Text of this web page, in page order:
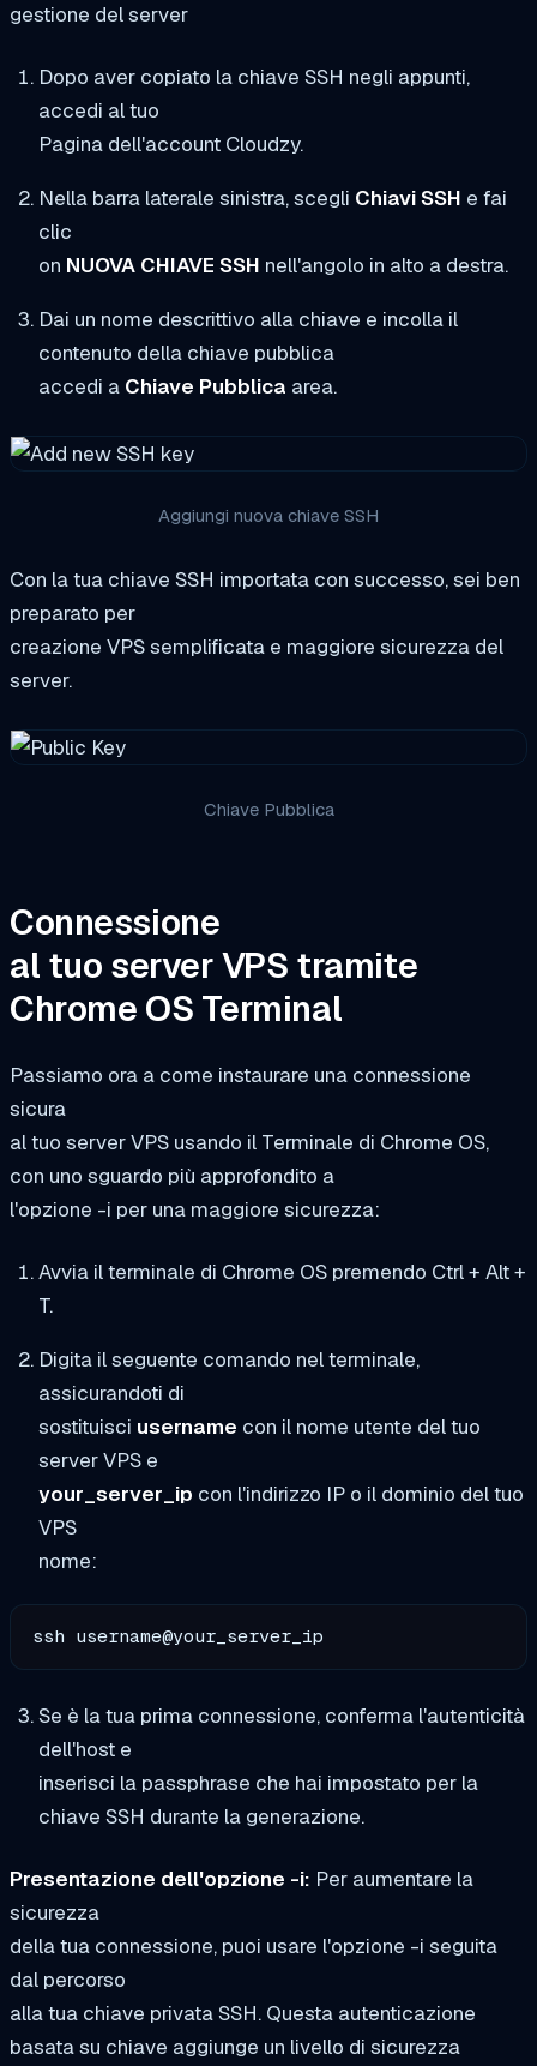
gestione del server
Dopo aver copiato la chiave SSH negli appunti,
accedi al tuo
Pagina dell'account Cloudzy.
Nella barra laterale sinistra, scegli Chiavi SSH e fai
clic
on NUOVA CHIAVE SSH nell'angolo in alto a destra.
Dai un nome descrittivo alla chiave e incolla il
contenuto della chiave pubblica
accedi a Chiave Pubblica area.
Aggiungi nuova chiave SSH
Con la tua chiave SSH importata con successo, sei ben
preparato per
creazione VPS semplificata e maggiore sicurezza del
server.
Chiave Pubblica
Connessione
al tuo server VPS tramite
Chrome OS Terminal
Passiamo ora a come instaurare una connessione
sicura
al tuo server VPS usando il Terminale di Chrome OS,
con uno sguardo più approfondito a
l'opzione -i per una maggiore sicurezza:
Avvia il terminale di Chrome OS premendo Ctrl + Alt +
T.
Digita il seguente comando nel terminale,
assicurandoti di
sostituisci username con il nome utente del tuo
server VPS e
your_server_ip con l'indirizzo IP o il dominio del tuo
VPS
nome:
ssh username@your_server_ip
Se è la tua prima connessione, conferma l'autenticità
dell'host e
inserisci la passphrase che hai impostato per la
chiave SSH durante la generazione.
Presentazione dell'opzione -i: Per aumentare la
sicurezza
della tua connessione, puoi usare l'opzione -i seguita
dal percorso
alla tua chiave privata SSH. Questa autenticazione
basata su chiave aggiunge un livello di sicurezza